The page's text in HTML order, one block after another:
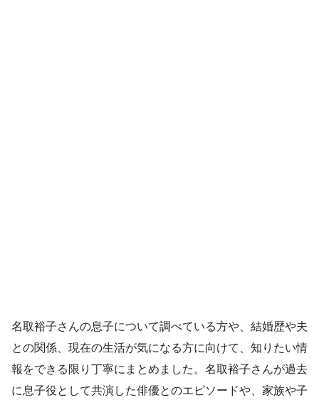
名取裕子さんの息子について調べている方や、結婚歴や夫
との関係、現在の生活が気になる方に向けて、知りたい情
報をできる限り丁寧にまとめました。名取裕子さんが過去
に息子役として共演した俳優とのエピソードや、家族や子